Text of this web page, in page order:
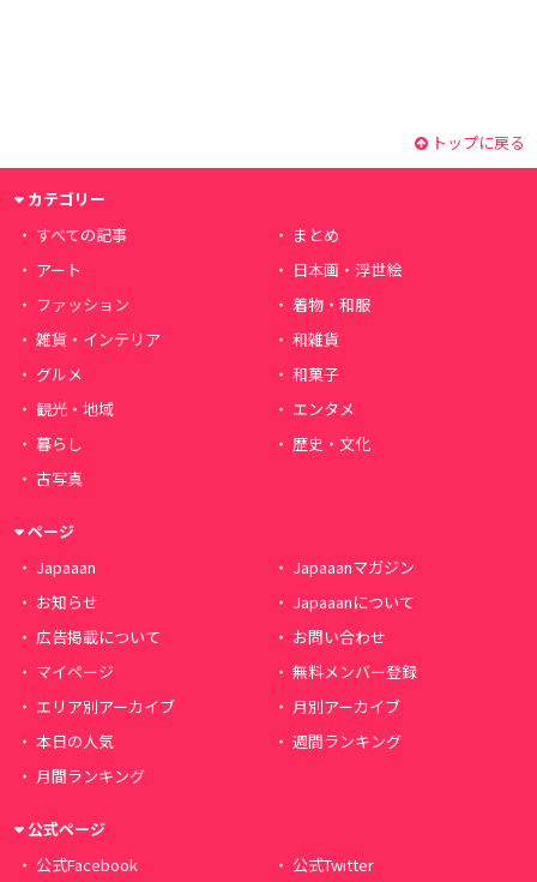
トップに戻る
カテゴリー
すべての記事
まとめ
アート
日本画・浮世絵
ファッション
着物・和服
雑貨・インテリア
和雑貨
グルメ
和菓子
観光・地域
エンタメ
暮らし
歴史・文化
古写真
ページ
Japaaan
Japaaanマガジン
お知らせ
Japaaanについて
広告掲載について
お問い合わせ
マイページ
無料メンバー登録
エリア別アーカイブ
月別アーカイブ
本日の人気
週間ランキング
月間ランキング
公式ページ
公式Facebook
公式Twitter